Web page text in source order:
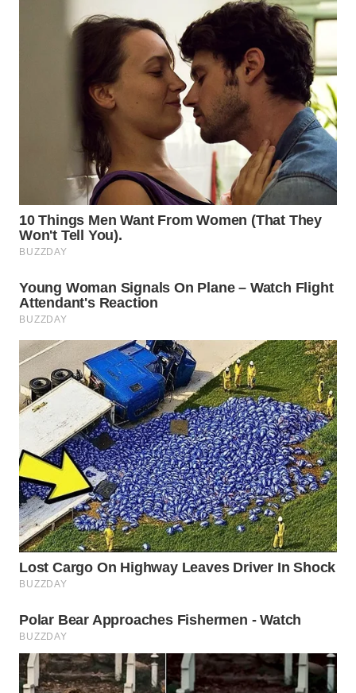
KUNINGAN
WN
MAJALENGKA
SUBANG
SUKABUMI
WN
PURWAKARTA
WN
PRIANGAN
TIMUR
WN
SEMARANG
WN
WN
BOROBUDUR